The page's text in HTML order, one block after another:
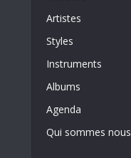
Artistes
Styles
Instruments
Albums
Agenda
Qui sommes nous